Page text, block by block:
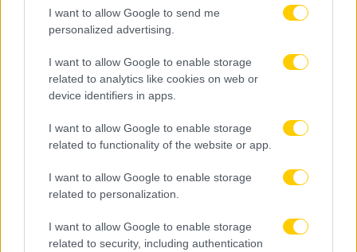
I want to allow Google to send me
personalized advertising.
I want to allow Google to enable storage
related to analytics like cookies on web or
device identifiers in apps.
I want to allow Google to enable storage
related to functionality of the website or app.
I want to allow Google to enable storage
related to personalization.
I want to allow Google to enable storage
related to security, including authentication